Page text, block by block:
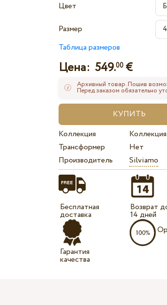
Цвет
Размер
Таблица размеров
Цена: 549.00 €
Архивный товар. Пошив
Перед заказом обязательно
Коллекция
Трансформер
Нет
Производитель
Silviamo
Бесплатная
доставка
Гарантия
качества
Возврат
14 дней